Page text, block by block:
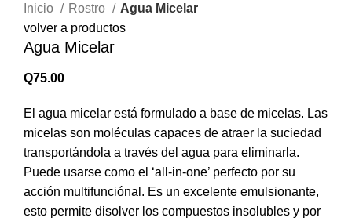
Inicio
Rostro
Agua Micelar
volver a productos
Agua Micelar
Q75.00
El agua micelar está formulado a base de micelas. Las
micelas son moléculas capaces de atraer la suciedad
transportándola a través del agua para eliminarla.
Puede usarse como el ‘all-in-one’ perfecto por su
acción multifunciónal. Es un excelente emulsionante,
esto permite disolver los compuestos insolubles y por